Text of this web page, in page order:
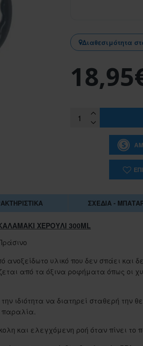
Διαθεσιμότητα
ΣΧΈΔΙΑ -
ΧΕΡΟΥΛΙ 300ML
ανοξείδωτο υλικό που δεν σπάει και
από τα όξινα ροφήματα όπως οι
ιδιότητα να διατηρεί σταθερή
παραλία.
και ελεγχόμενη ροή όταν πίνει το